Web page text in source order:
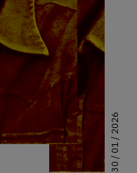
30 / 01 / 2026